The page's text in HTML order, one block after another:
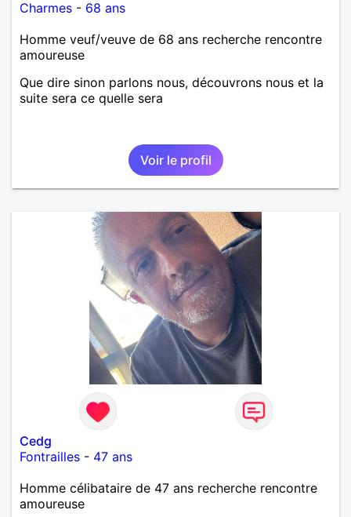
Charmes - 68 ans
Homme veuf/veuve de 68 ans recherche rencontre
amoureuse
Que dire sinon parlons nous, découvrons nous et la
suite sera ce quelle sera
Voir le profil
Cedg
Fontrailles - 47 ans
Homme célibataire de 47 ans recherche rencontre
amoureuse